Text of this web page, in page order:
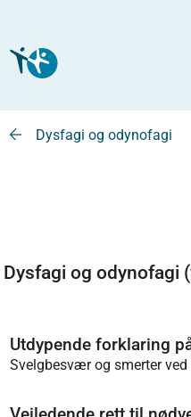
Dysfagi og odynofagi
Dysfagi og odynofagi
Utdypende forklaring
Svelgbesvær og smerter ved